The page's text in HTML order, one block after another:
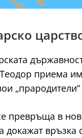
приема
превръща в
докажат